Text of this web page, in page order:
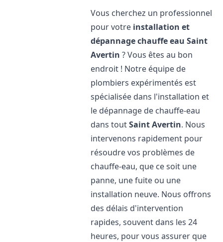
Vous cherchez un professionnel
pour votre installation et
dépannage chauffe eau Saint
Avertin ? Vous êtes au bon
endroit ! Notre équipe de
plombiers expérimentés est
spécialisée dans l'installation et
le dépannage de chauffe-eau
dans toutSaint Avertin. Nous
intervenons rapidement pour
résoudre vos problèmes de
chauffe-eau, que ce soit une
panne, une fuite ou une
installation neuve. Nous offrons
des délais d'intervention
rapides, souvent dans les 24
heures, pour vous assurer que